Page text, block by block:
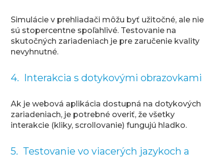
Simulácie v prehliadači môžu byť užitočné, ale nie
sú stopercentne spoľahlivé. Testovanie na
skutočných zariadeniach je pre zaručenie kvality
nevyhnutné.
4. Interakcia s dotykovými obrazovkami
Ak je webová aplikácia dostupná na dotykových
zariadeniach, je potrebné overiť, že všetky
interakcie (kliky, scrollovanie) fungujú hladko.
5. Testovanie vo viacerých jazykoch a